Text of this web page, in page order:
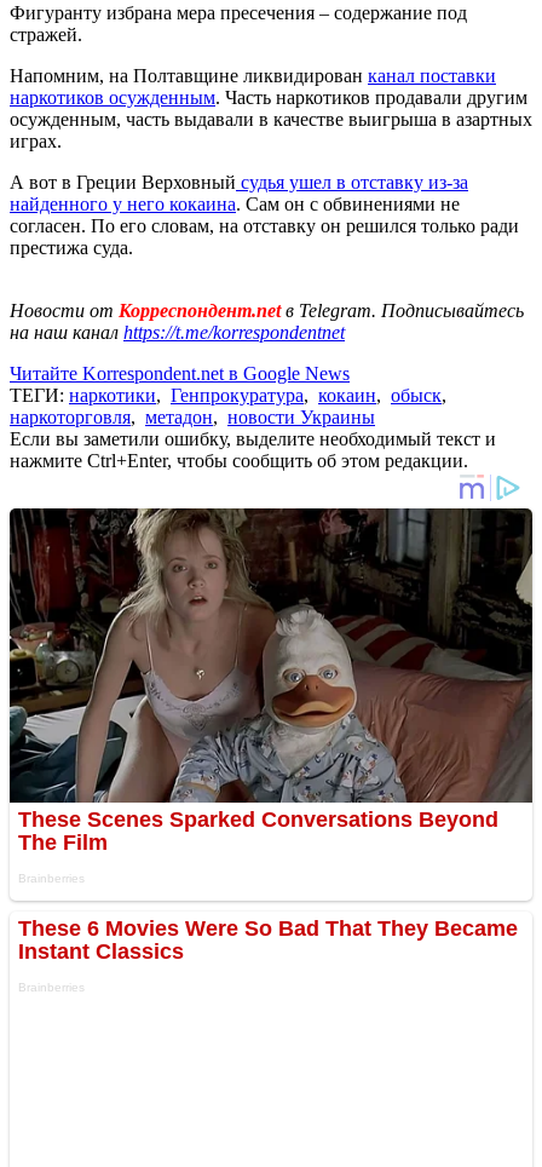
Фигуранту избрана мера пресечения – содержание под
стражей.
Напомним, на Полтавщине ликвидирован канал поставки
наркотиков осужденным. Часть наркотиков продавали другим
осужденным, часть выдавали в качестве выигрыша в азартных
играх.
А вот в Греции Верховный судья ушел в отставку из-за
найденного у него кокаина. Сам он с обвинениями не
согласен. По его словам, на отставку он решился только ради
престижа суда.
Новости от Корреспондент.netв Telegram. Подписывайтесь
на наш канал https://t.me/korrespondentnet
Читайте Korrespondent.net в Google News
ТЕГИ: наркотики, Генпрокуратура, кокаин, обыск,
наркоторговля, метадон, новости Украины
Если вы заметили ошибку, выделите необходимый текст и
нажмите Ctrl+Enter, чтобы сообщить об этом редакции.